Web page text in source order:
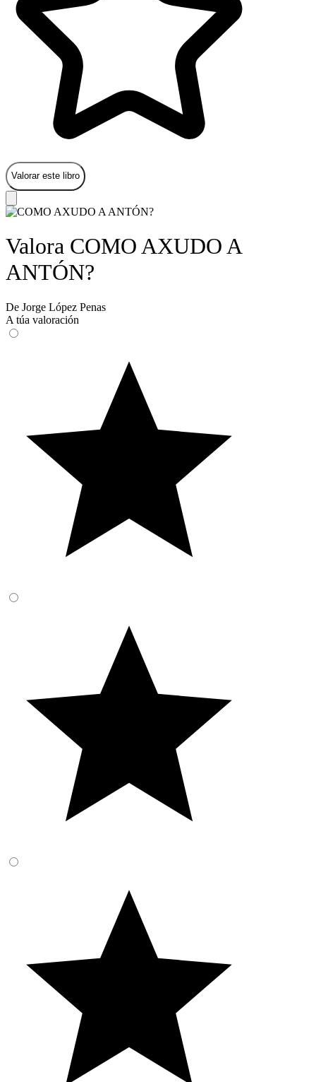
Valorar este libro
Valora COMO AXUDO A
ANTÓN?
De Jorge López Penas
A túa valoración